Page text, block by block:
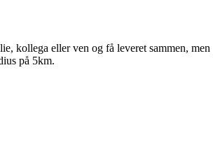
kollega eller ven og få leveret sammen, men
på 5km.